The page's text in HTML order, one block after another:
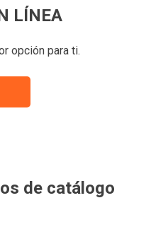
LÍNEA
opción para ti.
de catálogo